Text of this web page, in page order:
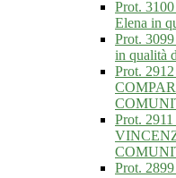
Prot.
Elena in
Prot.
in qualità
Prot.
Prot.
Prot.